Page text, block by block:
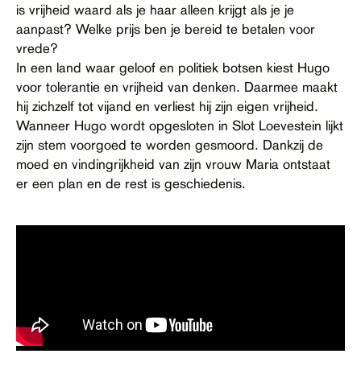
is vrijheid waard als je haar alleen krijgt als je je
aanpast? Welke prijs ben je bereid te betalen voor
vrede?
In een land waar geloof en politiek botsen kiest Hugo
voor tolerantie en vrijheid van denken. Daarmee maakt
hij zichzelf tot vijand en verliest hij zijn eigen vrijheid.
Wanneer Hugo wordt opgesloten in Slot Loevestein lijkt
zijn stem voorgoed te worden gesmoord. Dankzij de
moed en vindingrijkheid van zijn vrouw Maria ontstaat
er een plan en de rest is geschiedenis.